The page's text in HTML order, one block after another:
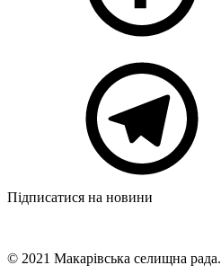
Підписатися на новини
© 2021 Макарівська селищна рада.